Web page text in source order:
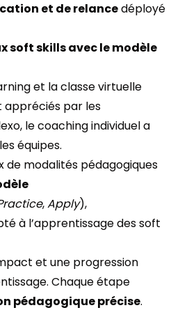
et de relancedéployé
soft skills avec le modèle
et la classe virtuelle
appréciés par les
le coaching individuel a
équipes.
de modalités pédagogiques
,Apply),
à l’apprentissage des soft
et une progression
Chaque étape
pédagogique précise.